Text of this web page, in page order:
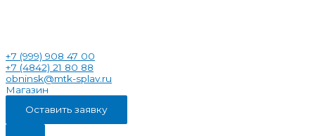
+7 (999) 908 47 00
+7 (4842) 21 80 88
obninsk@mtk-splav.ru
Магазин
Оставить заявку